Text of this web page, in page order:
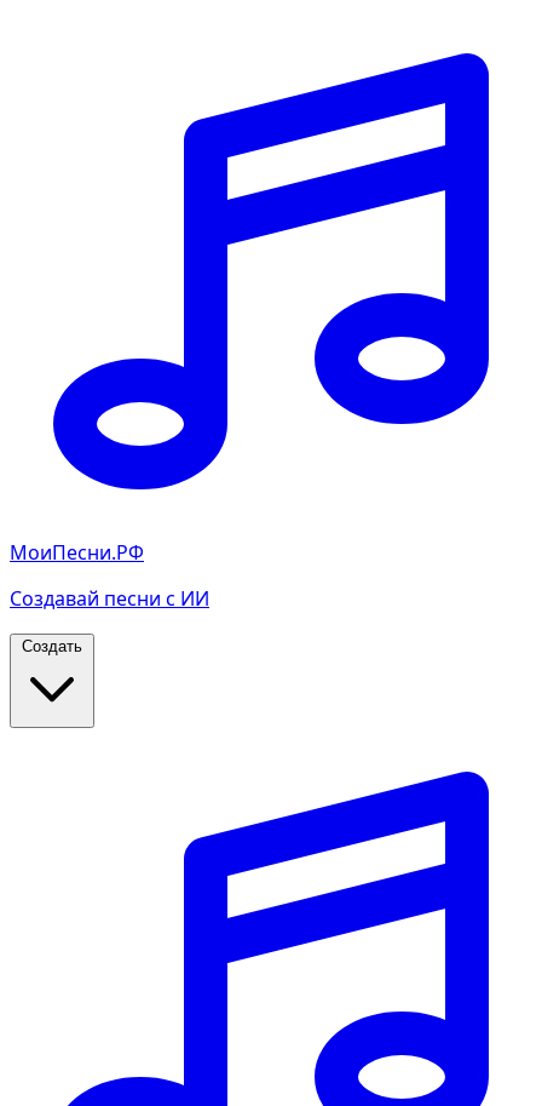
МоиПесни.РФ
Создавай песни с ИИ
Создать